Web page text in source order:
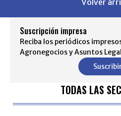
Volver
Suscripción impresa
Reciba los periódicos
Agronegocios y Asuntos
TODAS LAS